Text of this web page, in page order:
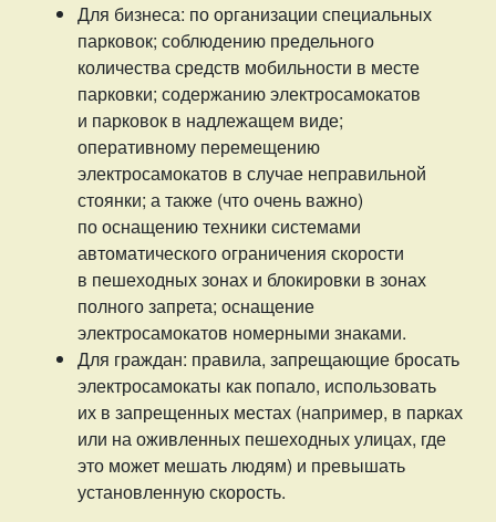
Для бизнеса: по организации специальных
парковок; соблюдению предельного
количества средств мобильности в месте
парковки; содержанию электросамокатов
и парковок в надлежащем виде;
оперативному перемещению
электросамокатов в случае неправильной
стоянки; а также (что очень важно)
по оснащению техники системами
автоматического ограничения скорости
в пешеходных зонах и блокировки в зонах
полного запрета; оснащение
электросамокатов номерными знаками.
Для граждан: правила, запрещающие бросать
электросамокаты как попало, использовать
их в запрещенных местах (например, в парках
или на оживленных пешеходных улицах, где
это может мешать людям) и превышать
установленную скорость.